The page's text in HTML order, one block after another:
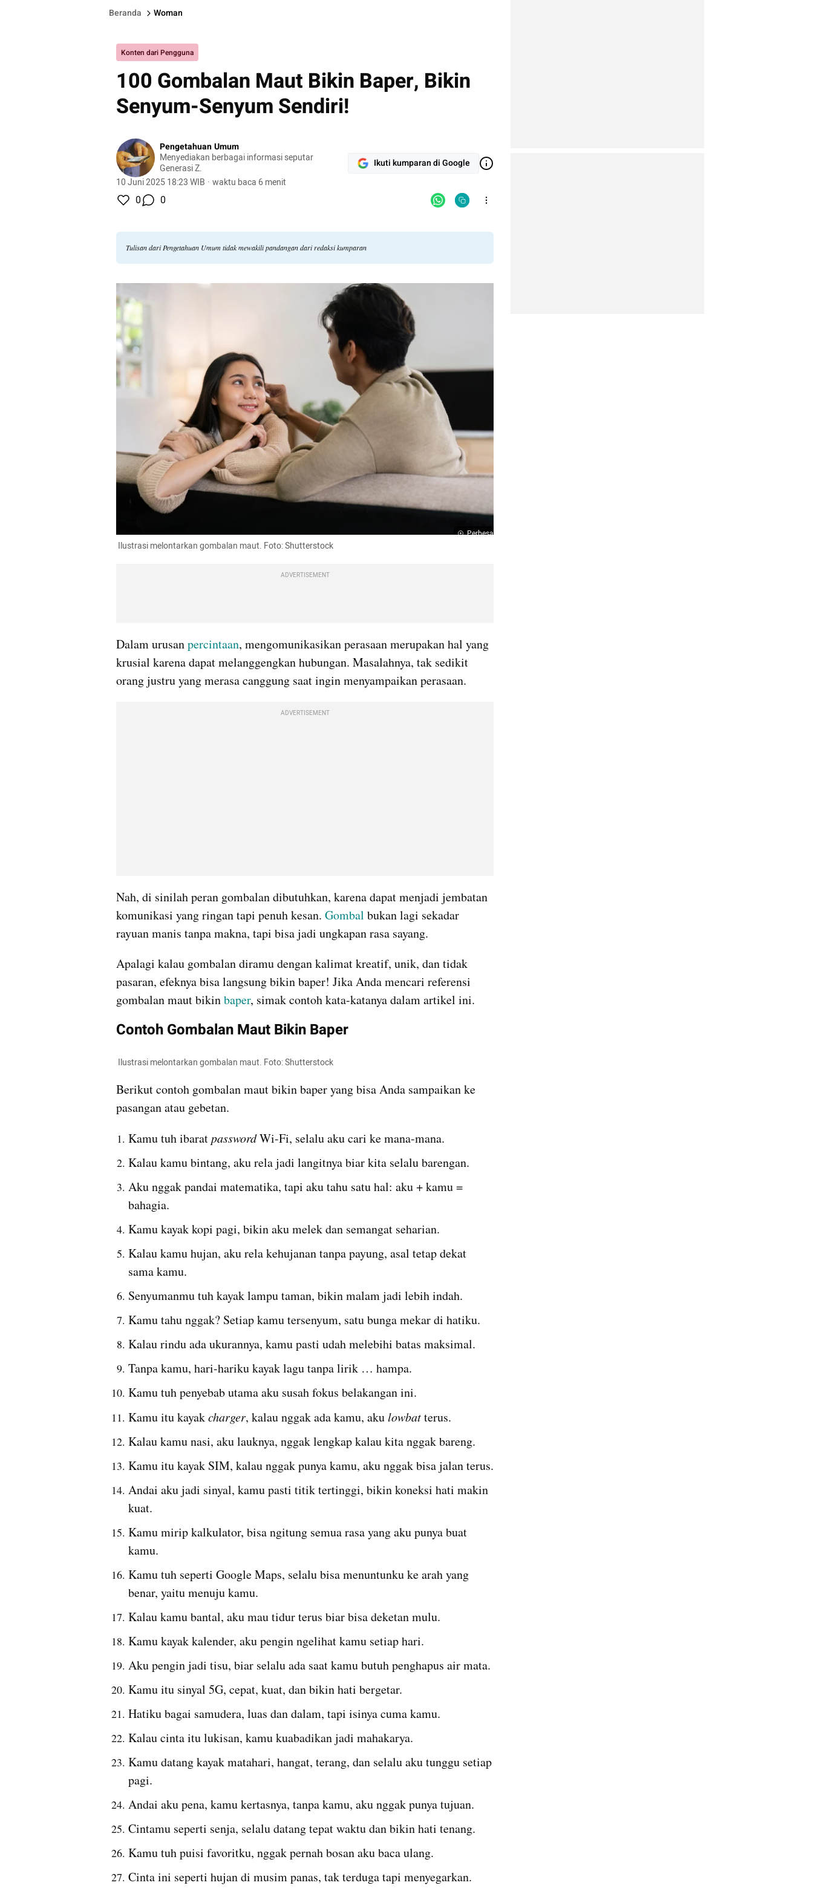
Beranda Woman
Konten dari Pengguna
100 Gombalan Maut Bikin Baper, Bikin
Senyum-Senyum Sendiri!
Pengetahuan Umum
Menyediakan berbagai informasi seputar
Generasi Z.
10 Juni 2025 18:23 WIB · waktu baca 6 menit
Ikuti kumparan di Google
0 0
Tulisan dari Pengetahuan Umum tidak mewakili pandangan dari redaksi kumparan
Perbesar
Ilustrasi melontarkan gombalan maut. Foto: Shutterstock
ADVERTISEMENT
Dalam urusan percintaan, mengomunikasikan perasaan merupakan hal yang
krusial karena dapat melanggengkan hubungan. Masalahnya, tak sedikit
orang justru yang merasa canggung saat ingin menyampaikan perasaan.
ADVERTISEMENT
Nah, di sinilah peran gombalan dibutuhkan, karena dapat menjadi jembatan
komunikasi yang ringan tapi penuh kesan. Gombal bukan lagi sekadar
rayuan manis tanpa makna, tapi bisa jadi ungkapan rasa sayang.
Apalagi kalau gombalan diramu dengan kalimat kreatif, unik, dan tidak
pasaran, efeknya bisa langsung bikin baper! Jika Anda mencari referensi
gombalan maut bikin baper, simak contoh kata-katanya dalam artikel ini.
Contoh Gombalan Maut Bikin Baper
Ilustrasi melontarkan gombalan maut. Foto: Shutterstock
Berikut contoh gombalan maut bikin baper yang bisa Anda sampaikan ke
pasangan atau gebetan.
Kamu tuh ibarat password Wi-Fi, selalu aku cari ke mana-mana.
Kalau kamu bintang, aku rela jadi langitnya biar kita selalu barengan.
Aku nggak pandai matematika, tapi aku tahu satu hal: aku + kamu =
bahagia.
Kamu kayak kopi pagi, bikin aku melek dan semangat seharian.
Kalau kamu hujan, aku rela kehujanan tanpa payung, asal tetap dekat
sama kamu.
Senyumanmu tuh kayak lampu taman, bikin malam jadi lebih indah.
Kamu tahu nggak? Setiap kamu tersenyum, satu bunga mekar di hatiku.
Kalau rindu ada ukurannya, kamu pasti udah melebihi batas maksimal.
Tanpa kamu, hari-hariku kayak lagu tanpa lirik … hampa.
Kamu tuh penyebab utama aku susah fokus belakangan ini.
Kamu itu kayak charger, kalau nggak ada kamu, aku lowbat terus.
Kalau kamu nasi, aku lauknya, nggak lengkap kalau kita nggak bareng.
Kamu itu kayak SIM, kalau nggak punya kamu, aku nggak bisa jalan terus.
Andai aku jadi sinyal, kamu pasti titik tertinggi, bikin koneksi hati makin
kuat.
Kamu mirip kalkulator, bisa ngitung semua rasa yang aku punya buat
kamu.
Kamu tuh seperti Google Maps, selalu bisa menuntunku ke arah yang
benar, yaitu menuju kamu.
Kalau kamu bantal, aku mau tidur terus biar bisa deketan mulu.
Kamu kayak kalender, aku pengin ngelihat kamu setiap hari.
Aku pengin jadi tisu, biar selalu ada saat kamu butuh penghapus air mata.
Kamu itu sinyal 5G, cepat, kuat, dan bikin hati bergetar.
Hatiku bagai samudera, luas dan dalam, tapi isinya cuma kamu.
Kalau cinta itu lukisan, kamu kuabadikan jadi mahakarya.
Kamu datang kayak matahari, hangat, terang, dan selalu aku tunggu setiap
pagi.
Andai aku pena, kamu kertasnya, tanpa kamu, aku nggak punya tujuan.
Cintamu seperti senja, selalu datang tepat waktu dan bikin hati tenang.
Kamu tuh puisi favoritku, nggak pernah bosan aku baca ulang.
Cinta ini seperti hujan di musim panas, tak terduga tapi menyegarkan.